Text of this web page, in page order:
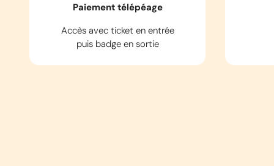
Paiement télépéage
Accès avec ticket en entrée
puis badge en sortie